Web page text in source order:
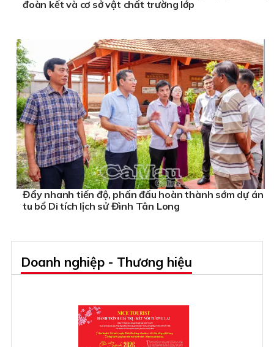
đoàn kết và cơ sở vật chất trường lớp
Đẩy nhanh tiến độ, phấn đấu hoàn thành sớm dự án
tu bổ Di tích lịch sử Đình Tân Long
Doanh nghiệp - Thương hiệu